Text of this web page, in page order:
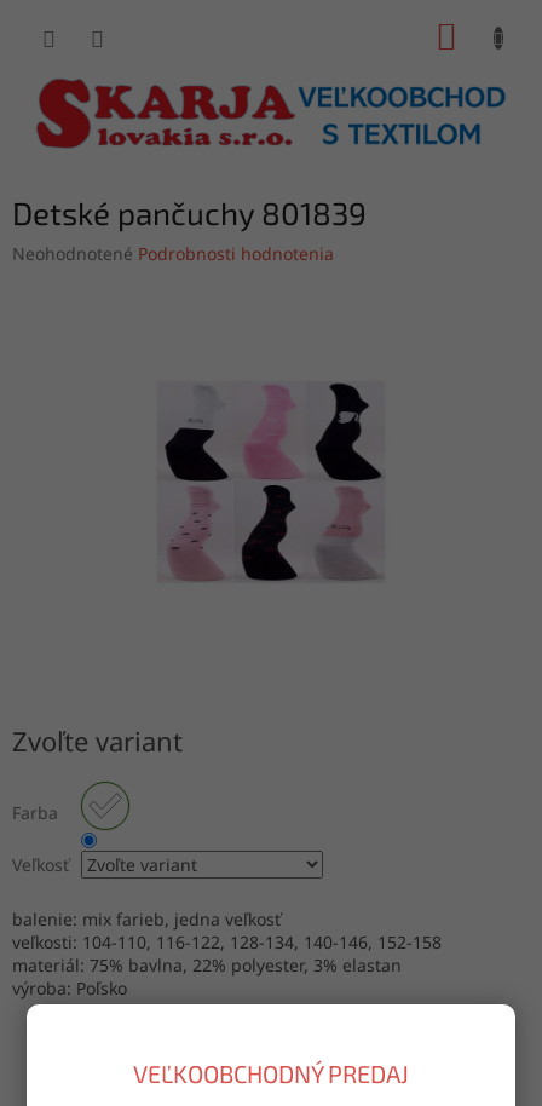
VEĽKOOBCHODNÝ PREDAJ
Detské pančuchy 801839
Priemerné
Neohodnotené Podrobnosti hodnotenia
Zvoľte variant
Farba
Veľkosť
balenie: mix farieb, jedna veľkosť
veľkosti: 104-110, 116-122, 128-134, 140-146, 152-158
materiál: 75% bavlna, 22% polyester, 3% elastan
výroba: Poľsko